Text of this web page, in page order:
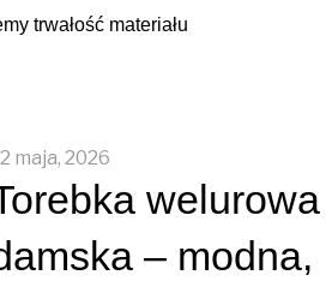
trwałość materiału
maja, 2026
welurowa
– modna,